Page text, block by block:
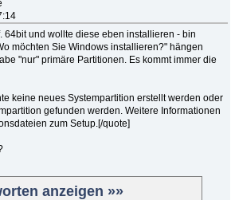
64bit und wollte diese eben installieren - bin
möchten Sie Windows installieren?" hängen
"nur" primäre Partitionen. Es kommt immer die
keine neues Systempartition erstellt werden oder
gefunden werden. Weitere Informationen
zum Setup.[/quote]
anzeigen »»